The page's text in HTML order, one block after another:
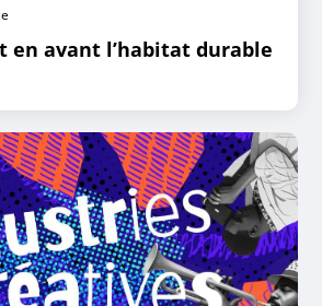
en avant l’habitat durable